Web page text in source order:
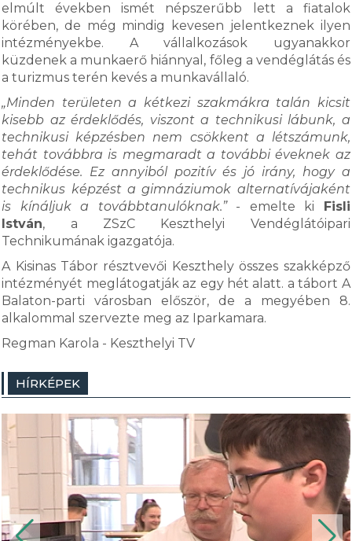
elmúlt években ismét népszerűbb lett a fiatalok
körében, de még mindig kevesen jelentkeznek ilyen
intézményekbe. A vállalkozások ugyanakkor
küzdenek a munkaerő hiánnyal, főleg a vendéglátás és
a turizmus terén kevés a munkavállaló.
„Minden területen a kétkezi szakmákra talán kicsit
kisebb az érdeklődés, viszont a technikusi lábunk, a
technikusi képzésben nem csökkent a létszámunk,
tehát továbbra is megmaradt a további éveknek az
érdeklődése. Ez annyiból pozitív és jó irány, hogy a
technikus képzést a gimnáziumok alternatívájaként
is kínáljuk a továbbtanulóknak.”- emelte ki Fisli
István, a ZSzC Keszthelyi Vendéglátóipari
Technikumának igazgatója.
A Kisinas Tábor résztvevői Keszthely összes szakképző
intézményét meglátogatják az egy hét alatt. a tábort A
Balaton-parti városban először, de a megyében 8.
alkalommal szervezte meg az Iparkamara.
Regman Karola - Keszthelyi TV
HÍRKÉPEK